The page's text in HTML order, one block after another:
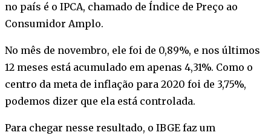
no país é o IPCA, chamado de Índice de Preço ao
Consumidor Amplo.
No mês de novembro, ele foi de 0,89%, e nos últimos
12 meses está acumulado em apenas 4,31%. Como o
centro da meta de inflação para 2020 foi de 3,75%,
podemos dizer que ela está controlada.
Para chegar nesse resultado, o IBGE faz um